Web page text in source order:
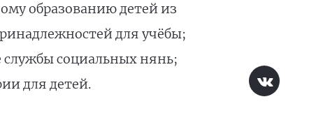
образованию детей из
для учёбы;
службы социальных нянь;
для детей.